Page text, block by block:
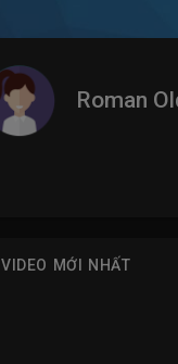
Roman
VIDEO MỚI NHẤT